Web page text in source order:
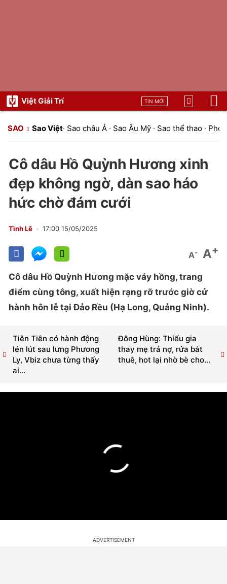
Việt Giải Trí TIN MỚI
SAO Sao Việt· Sao châu Á · Sao Âu Mỹ · Sao thể thao ·
Cô dâu Hồ Quỳnh Hương xinh
đẹp không ngờ, dàn sao háo
hức chờ đám cưới
Tình Lê 17:00 15/05/2025
A- A+
Cô dâu Hồ Quỳnh Hương mặc váy hồng, trang
điểm cùng tông, xuất hiện rạng rỡ trước giờ cử
hành hôn lễ tại Đảo Rều (Hạ Long, Quảng Ninh).
Đông Hùng: Thiếu gia
thay mẹ trả nợ, rửa bát
thuê, hot lại nhờ bè cho...
Tiên Tiên có hành động
lén lút sau lưng Phương
Ly, Vbiz chưa từng thấy
ai...